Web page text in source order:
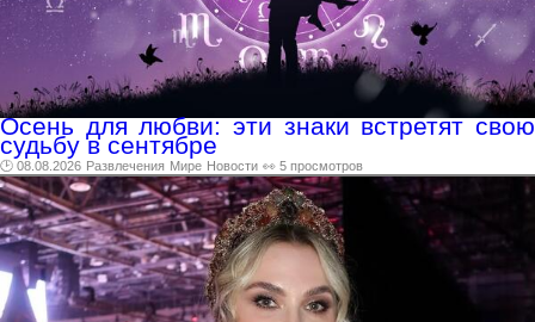
Осень для любви: эти знаки встретят свою
судьбу в сентябре
🕑 08.08.2026 Развлечения Мире Новости 👀 5 просмотров